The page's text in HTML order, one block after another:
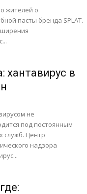
жителей о
пасты бренда SPLAT.
хантавирус в
не
под постоянным
служб. Центр
надзора